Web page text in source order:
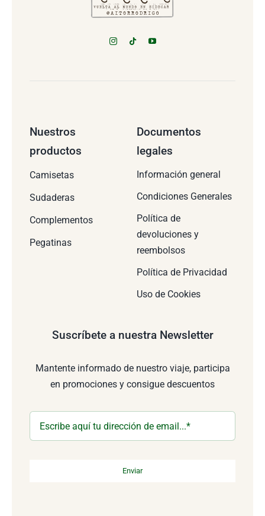
Nuestros
productos
Camisetas
Sudaderas
Complementos
Pegatinas
Documentos
legales
Información general
Condiciones Generales
Política de
devoluciones y
reembolsos
Política de Privacidad
Uso de Cookies
Suscríbete a nuestra Newsletter
Mantente informado de nuestro viaje, participa
en promociones y consigue descuentos
Enviar